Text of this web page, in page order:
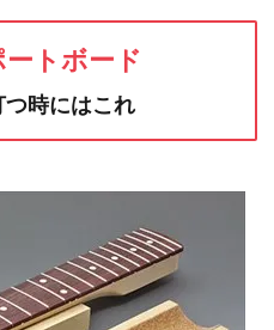
トボード
つ時にはこれ